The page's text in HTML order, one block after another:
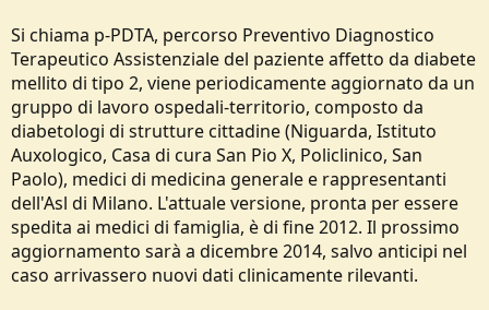
Si chiama p-PDTA, percorso Preventivo Diagnostico
Terapeutico Assistenziale del paziente affetto da diabete
mellito di tipo 2, viene periodicamente aggiornato da un
gruppo di lavoro ospedali-territorio, composto da
diabetologi di strutture cittadine (Niguarda, Istituto
Auxologico, Casa di cura San Pio X, Policlinico, San
Paolo), medici di medicina generale e rappresentanti
dell'Asl di Milano. L'attuale versione, pronta per essere
spedita ai medici di famiglia, è di fine 2012. Il prossimo
aggiornamento sarà a dicembre 2014, salvo anticipi nel
caso arrivassero nuovi dati clinicamente rilevanti.